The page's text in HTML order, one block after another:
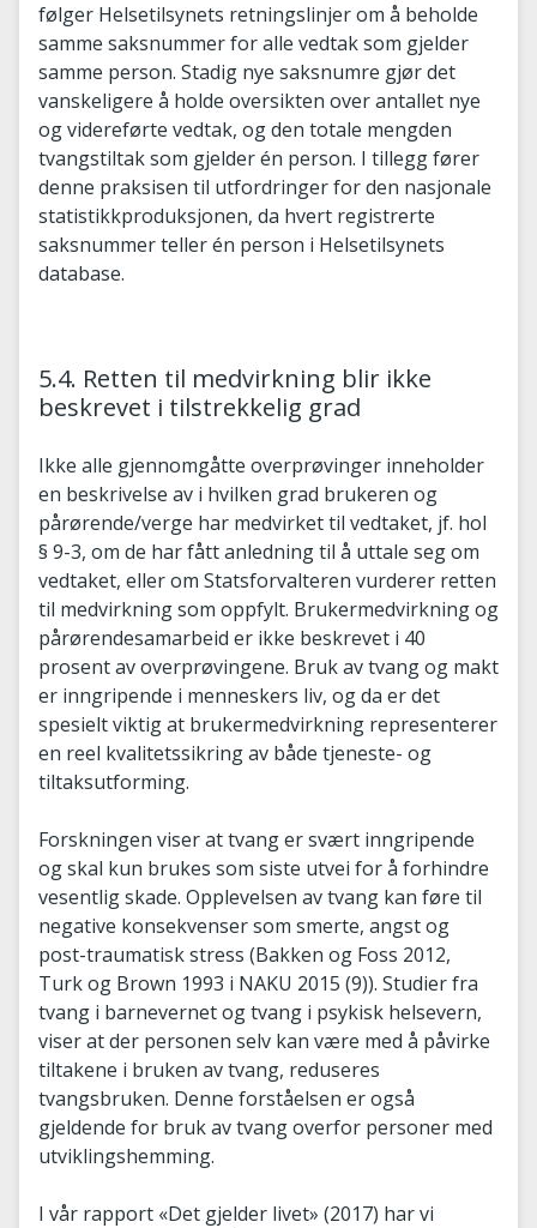
følger Helsetilsynets retningslinjer om å beholde
samme saksnummer for alle vedtak som gjelder
samme person. Stadig nye saksnumre gjør det
vanskeligere å holde oversikten over antallet nye
og videreførte vedtak, og den totale mengden
tvangstiltak som gjelder én person. I tillegg fører
denne praksisen til utfordringer for den nasjonale
statistikkproduksjonen, da hvert registrerte
saksnummer teller én person i Helsetilsynets
database.
5.4. Retten til medvirkning blir ikke
beskrevet i tilstrekkelig grad
Ikke alle gjennomgåtte overprøvinger inneholder
en beskrivelse av i hvilken grad brukeren og
pårørende/verge har medvirket til vedtaket, jf. hol
§ 9-3, om de har fått anledning til å uttale seg om
vedtaket, eller om Statsforvalteren vurderer retten
til medvirkning som oppfylt. Brukermedvirkning og
pårørendesamarbeid er ikke beskrevet i 40
prosent av overprøvingene. Bruk av tvang og makt
er inngripende i menneskers liv, og da er det
spesielt viktig at brukermedvirkning representerer
en reel kvalitetssikring av både tjeneste- og
tiltaksutforming.
Forskningen viser at tvang er svært inngripende
og skal kun brukes som siste utvei for å forhindre
vesentlig skade. Opplevelsen av tvang kan føre til
negative konsekvenser som smerte, angst og
post-traumatisk stress (Bakken og Foss 2012,
Turk og Brown 1993 i NAKU 2015 (9)). Studier fra
tvang i barnevernet og tvang i psykisk helsevern,
viser at der personen selv kan være med å påvirke
tiltakene i bruken av tvang, reduseres
tvangsbruken. Denne forståelsen er også
gjeldende for bruk av tvang overfor personer med
utviklingshemming.
I vår rapport «Det gjelder livet» (2017) har vi